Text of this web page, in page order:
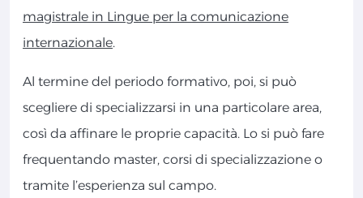
magistrale in Lingue per la comunicazione
internazionale.
Al termine del periodo formativo, poi, si può
scegliere di specializzarsi in una particolare area,
così da affinare le proprie capacità. Lo si può fare
frequentando master, corsi di specializzazione o
tramite l’esperienza sul campo.